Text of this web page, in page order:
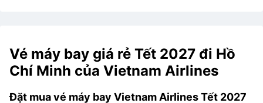
Vé máy bay giá rẻ Tết 2027 đi Hồ
Chí Minh của Vietnam Airlines
Đặt mua vé máy bay Vietnam Airlines Tết 2027